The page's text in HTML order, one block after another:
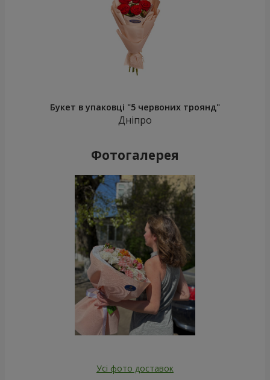
Букет в упаковці "5 червоних троянд"
Дніпро
Фотогалерея
Усі фото доставок